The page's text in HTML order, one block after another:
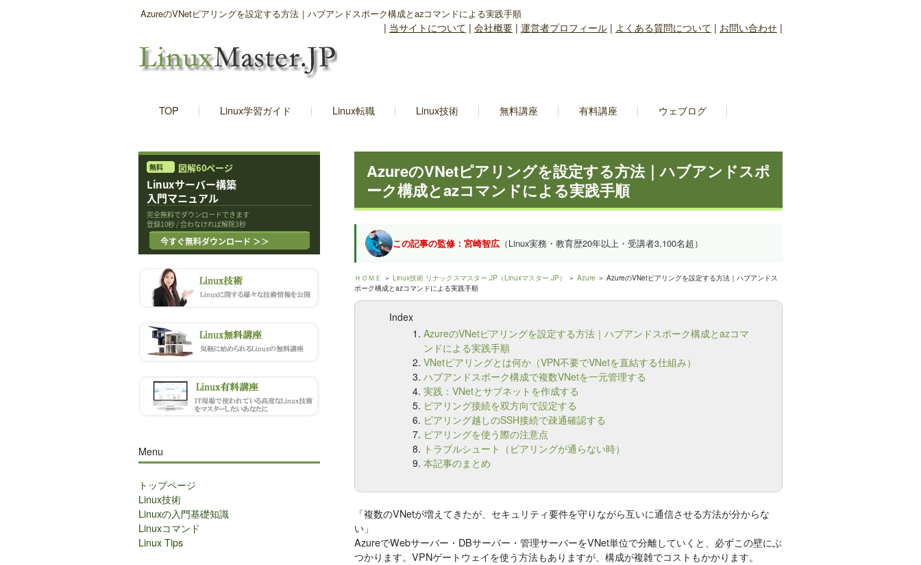
AzureのVNetピアリングを設定する方法｜ハブアンドスポーク構成とazコマンドによる実践手順
| 当サイトについて | 会社概要 | 運営者プロフィール | よくある質問について | お問い合わせ |
TOP Linux学習ガイド Linux転職 Linux技術 無料講座 有料講座 ウェブログ
AzureのVNetピアリングを設定する方法｜ハブアンドスポ
ーク構成とazコマンドによる実践手順
この記事の監修：宮崎智広（Linux実務・教育歴20年以上・受講者3,100名超）
ＨＯＭＥ ＞ Linux技術 リナックスマスター.JP（Linuxマスター.JP） ＞ Azure ＞ AzureのVNetピアリングを設定する方法｜ハブアンドス
ポーク構成とazコマンドによる実践手順
Index
AzureのVNetピアリングを設定する方法｜ハブアンドスポーク構成とazコマ
ンドによる実践手順
VNetピアリングとは何か（VPN不要でVNetを直結する仕組み）
ハブアンドスポーク構成で複数VNetを一元管理する
実践：VNetとサブネットを作成する
ピアリング接続を双方向で設定する
ピアリング越しのSSH接続で疎通確認する
ピアリングを使う際の注意点
トラブルシュート（ピアリングが通らない時）
本記事のまとめ
「複数のVNetが増えてきたが、セキュリティ要件を守りながら互いに通信させる方法が分からな
い」
AzureでWebサーバー・DBサーバー・管理サーバーをVNet単位で分離していくと、必ずこの壁にぶ
つかります。VPNゲートウェイを使う方法もありますが、構成が複雑でコストもかかります。
Menu
トップページ
Linux技術
Linuxの入門基礎知識
Linuxコマンド
Linux Tips